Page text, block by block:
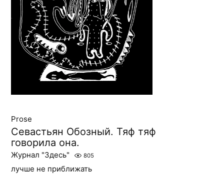
Prose
Севастьян Обозный. Тяф тяф
говорила она.
Журнал "Здесь" 805
лучше не приближать